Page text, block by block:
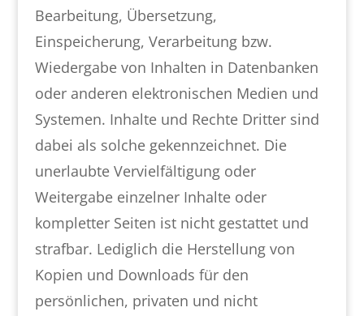
Bearbeitung, Übersetzung,
Einspeicherung, Verarbeitung bzw.
Wiedergabe von Inhalten in Datenbanken
oder anderen elektronischen Medien und
Systemen. Inhalte und Rechte Dritter sind
dabei als solche gekennzeichnet. Die
unerlaubte Vervielfältigung oder
Weitergabe einzelner Inhalte oder
kompletter Seiten ist nicht gestattet und
strafbar. Lediglich die Herstellung von
Kopien und Downloads für den
persönlichen, privaten und nicht